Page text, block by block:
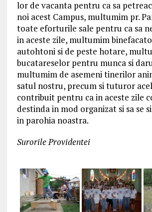
lor de vacanta pentru ca sa
noi acest Campus, multumim pr.
toate eforturile sale pentru ca sa
in aceste zile, multumim
autohtoni si de peste hotare,
bucatareselor pentru munca si
multumim de asemeni tinerilor
satul nostru, precum si tuturor
contribuit pentru ca in aceste zile
destinda in mod organizat si sa se
in parohia noastra.
Surorile Providentei